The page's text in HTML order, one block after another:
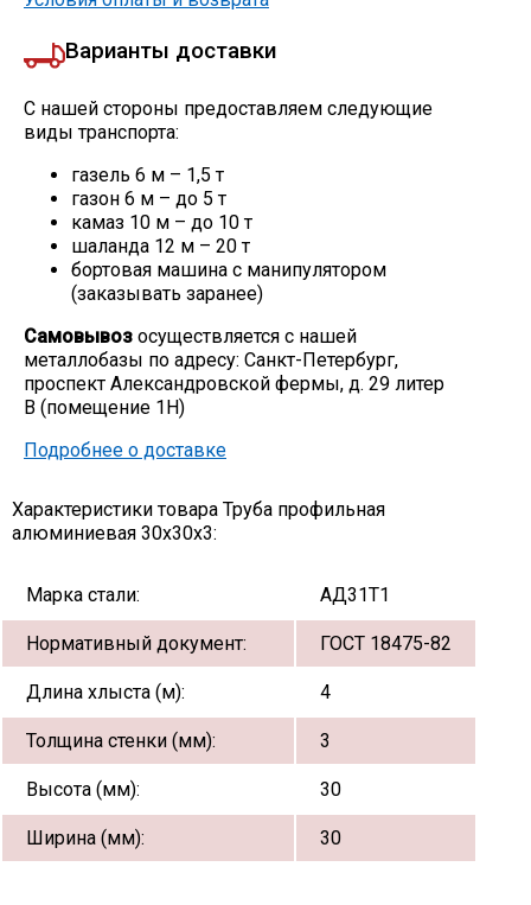
Варианты доставки
С нашей стороны предоставляем следующие
виды транспорта:
газель 6 м – 1,5 т
газон 6 м – до 5 т
камаз 10 м – до 10 т
шаланда 12 м – 20 т
бортовая машина с манипулятором
(заказывать заранее)
Самовывоз осуществляется с нашей
металлобазы по адресу: Санкт-Петербург,
проспект Александровской фермы, д. 29 литер
В (помещение 1Н)
Подробнее о доставке
Характеристики товара Труба профильная
алюминиевая 30х30х3:
Марка стали: АД31Т1
Нормативный документ: ГОСТ 18475-82
Длина хлыста (м): 4
Толщина стенки (мм): 3
Высота (мм): 30
Ширина (мм): 30